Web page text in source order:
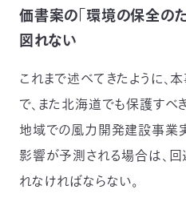
価書案の「環境の保全の
図れない
これまで述べてきたように
で、また北海道でも保護すべ
地域での風力開発建設事業
影響が予測される場合は、
れなければならない。